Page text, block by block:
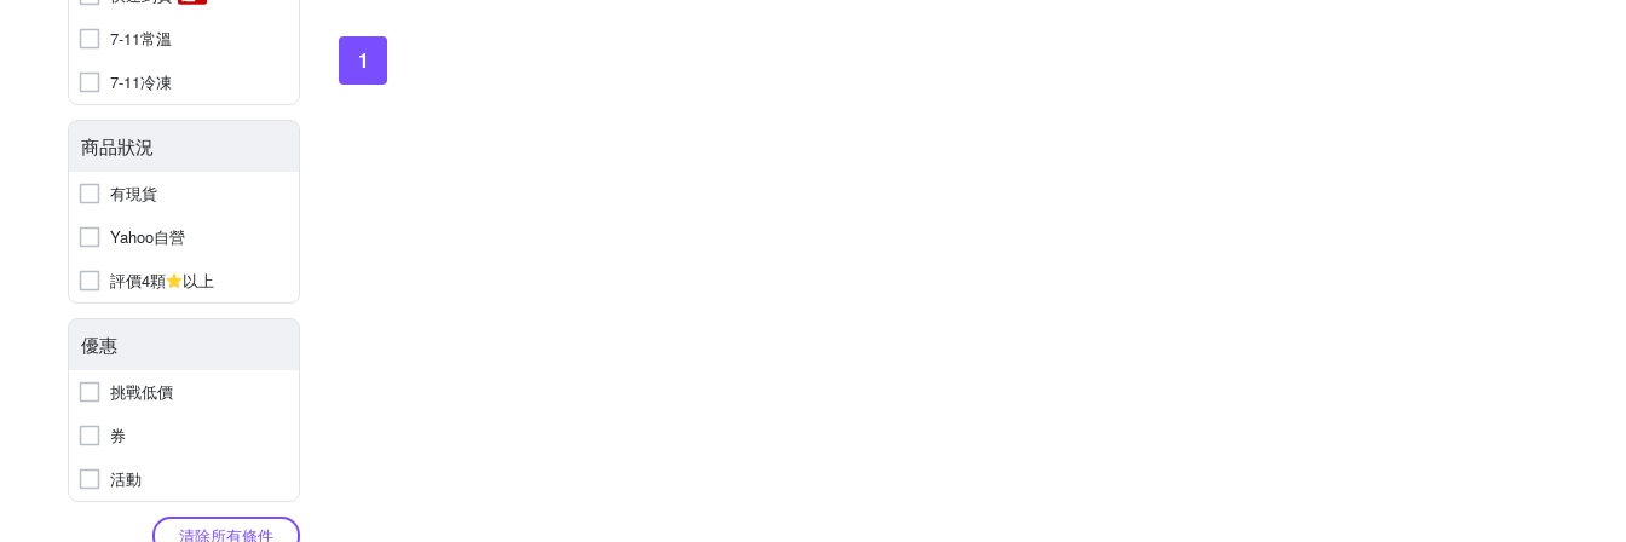
7-11常溫
7-11冷凍
商品狀況
有現貨
Yahoo自營
評價4顆
以上
優惠
挑戰低價
券
活動
清除所有條件
1